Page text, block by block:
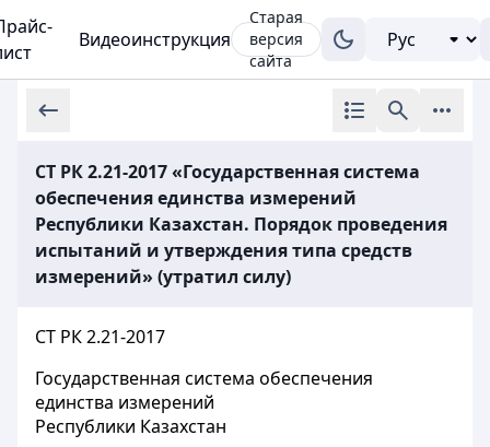
Видеоинструкция
Старая
версия
сайта
СТ РК 2.21-2017 «Государственная система
обеспечения единства измерений
Республики Казахстан. Порядок проведения
испытаний и утверждения типа средств
измерений» (утратил силу)
СТ РК 2.21-2017
Государственная система обеспечения
единства измерений
Республики Казахстан